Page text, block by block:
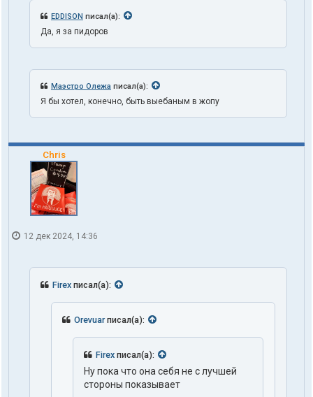
EDDISON писал(а):
Да, я за пидоров
Маэстро Олежа писал(а):
Я бы хотел, конечно, быть выебаным в жопу
Chris
12 дек 2024, 14:36
Firex писал(а):
Orevuarписал(а):
Firex писал(а):
Ну пока что она себя не с лучшей
стороны показывает